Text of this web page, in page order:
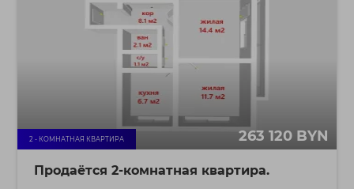
2 - КОМНАТНАЯ КВАРТИРА 263 120 BYN
Продаётся 2‑комнатная квартира.